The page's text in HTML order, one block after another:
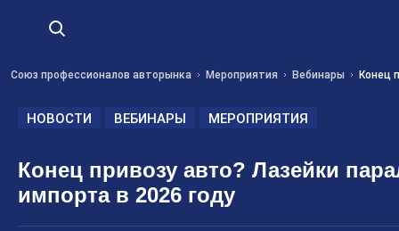
Союз профессионалов авторынка Мероприятия Вебинары Конец
НОВОСТИ ВЕБИНАРЫ МЕРОПРИЯТИЯ
Конец привозу авто? Лазейки
импорта в 2026 году